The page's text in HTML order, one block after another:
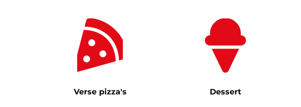
Verse pizza's Dessert